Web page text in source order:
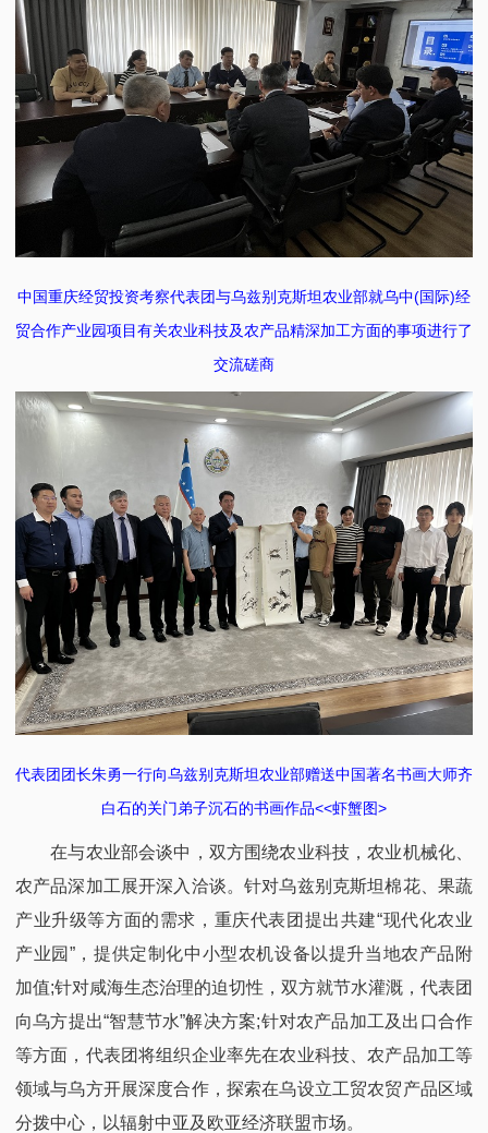
中国重庆经贸投资考察代表团与乌兹别克斯坦农业部就乌中(国际)经
贸合作产业园项目有关农业科技及农产品精深加工方面的事项进行了
交流磋商
代表团团长朱勇一行向乌兹别克斯坦农业部赠送中国著名书画大师齐
白石的关门弟子沉石的书画作品<<虾蟹图>
在与农业部会谈中，双方围绕农业科技，农业机械化、
农产品深加工展开深入洽谈。针对乌兹别克斯坦棉花、果蔬
产业升级等方面的需求，重庆代表团提出共建“现代化农业
产业园”，提供定制化中小型农机设备以提升当地农产品附
加值;针对咸海生态治理的迫切性，双方就节水灌溉，代表团
向乌方提出“智慧节水”解决方案;针对农产品加工及出口合作
等方面，代表团将组织企业率先在农业科技、农产品加工等
领域与乌方开展深度合作，探索在乌设立工贸农贸产品区域
分拨中心，以辐射中亚及欧亚经济联盟市场。